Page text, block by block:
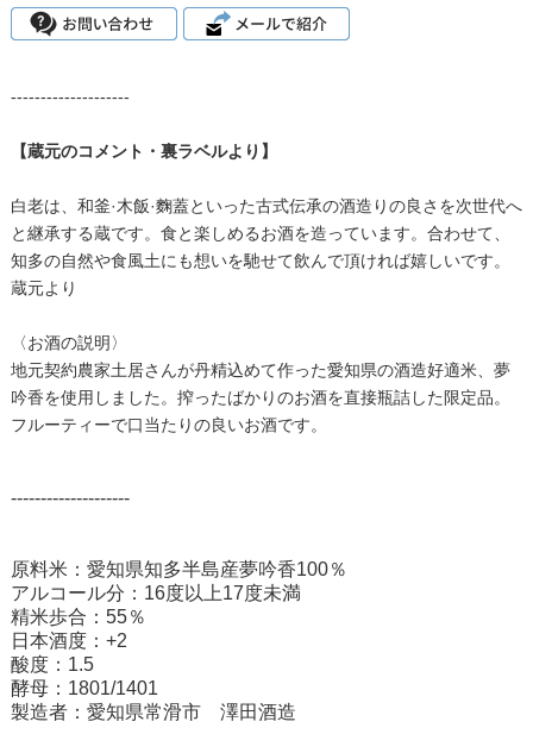
--------------------
【蔵元のコメント・裏ラベルより】
白老は、和釜·木飯·麴蓋といった古式伝承の酒造りの良さを次世代へ
と継承する蔵です。食と楽しめるお酒を造っています。合わせて、
知多の自然や食風土にも想いを馳せて飲んで頂ければ嬉しいです。
蔵元より
〈お酒の説明〉
地元契約農家土居さんが丹精込めて作った愛知県の酒造好適米、夢
吟香を使用しました。搾ったばかりのお酒を直接瓶詰した限定品。
フルーティーで口当たりの良いお酒です。
--------------------
原料米：愛知県知多半島産夢吟香100％
アルコール分：16度以上17度未満
精米歩合：55％
日本酒度：+2
酸度：1.5
酵母：1801/1401
製造者：愛知県常滑市 澤田酒造